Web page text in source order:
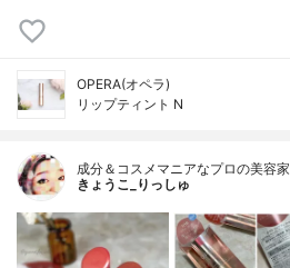
OPERA(オペラ)
リップティント N
成分＆コスメマニアなプロの美容家
きょうこ_りっしゅ